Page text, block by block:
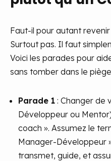
Faut-il pour autant
Surtout pas. Il faut
Voici les parades pour
sans tomber dans le
Parade 1 : Changer de
Développeur ou
coach ». Assumez le
Manager-Développeur
transmet, guide, et